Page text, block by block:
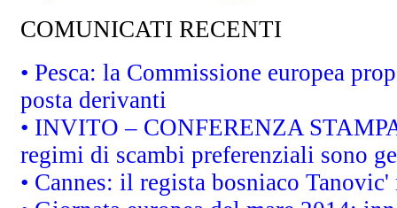
COMUNICATI RECENTI
• Pesca: la Commissione europea
posta derivanti
• INVITO – CONFERENZA
regimi di scambi preferenziali sono
• Cannes: il regista bosniaco